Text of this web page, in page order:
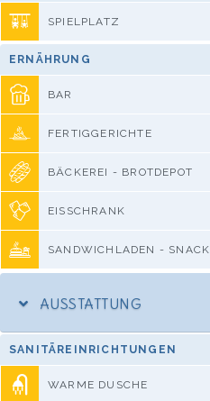
SPIELPLATZ
ERNÄHRUNG
BAR
FERTIGGERICHTE
BÄCKEREI - BROTDEPOT
EISSCHRANK
SANDWICHLADEN - SNACK
AUSSTATTUNG
SANITÄREINRICHTUNGEN
WARME DUSCHE